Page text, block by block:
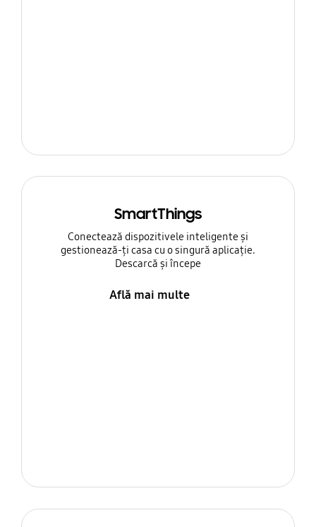
SmartThings
Conectează dispozitivele inteligente și
gestionează-ți casa cu o singură aplicație.
Descarcă și începe
Află mai multe